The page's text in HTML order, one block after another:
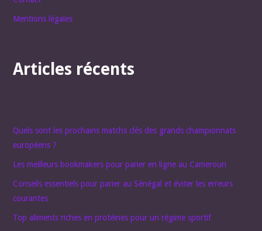
Mentions légales
Articles récents
Quels sont les prochains matchs clés des grands championnats
européens ?
Les meilleurs bookmakers pour parier en ligne au Cameroun
Conseils essentiels pour parier au Sénégal et éviter les erreurs
courantes
Top aliments riches en protéines pour un régime sportif